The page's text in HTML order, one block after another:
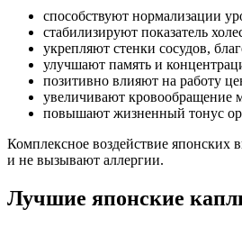
способствуют нормализации
стабилизируют показатель
укрепляют стенки сосудов,
улучшают память и
позитивно влияют на работу
увеличивают кровообращение
повышают жизненный тонус
Комплексное воздействие японских
и не вызывают аллергии.
Лучшие японские